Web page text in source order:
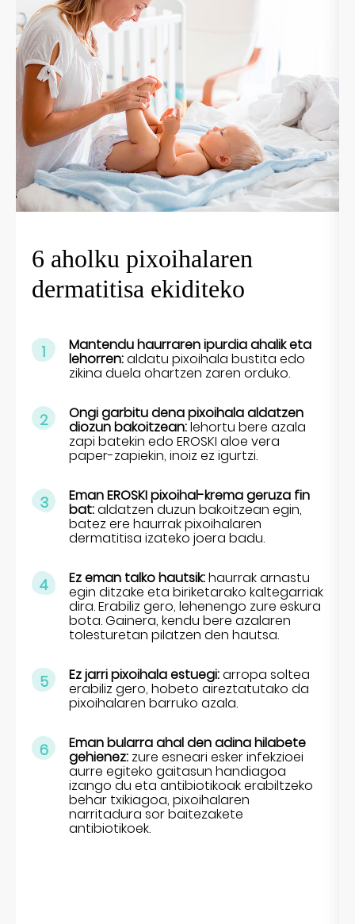
6 aholku pixoihalaren
dermatitisa ekiditeko
1 Mantendu haurraren ipurdia ahalik eta
lehorren:aldatu pixoihala bustita edo
zikina duela ohartzen zaren orduko.
2 Ongi garbitu dena pixoihala aldatzen
diozun bakoitzean:lehortu bere azala
zapi batekin edo EROSKI aloe vera
paper-zapiekin, inoiz ez igurtzi.
3 Eman EROSKI pixoihal-krema geruza fin
bat:aldatzen duzun bakoitzean egin,
batez ere haurrak pixoihalaren
dermatitisa izateko joera badu.
4 Ez eman talko hautsik:haurrak arnastu
egin ditzake eta biriketarako kaltegarriak
dira. Erabiliz gero, lehenengo zure eskura
bota. Gainera, kendu bere azalaren
tolesturetan pilatzen den hautsa.
5 Ez jarri pixoihala estuegi:arropa soltea
erabiliz gero, hobeto aireztatutako da
pixoihalaren barruko azala.
6 Eman bularra ahal den adina hilabete
gehienez: zure esneari esker infekzioei
aurre egiteko gaitasun handiagoa
izango du eta antibiotikoak erabiltzeko
behar txikiagoa, pixoihalaren
narritadura sor baitezakete
antibiotikoek.